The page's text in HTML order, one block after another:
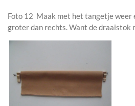
Foto 12 Maak met het tangetje weer
groter dan rechts. Want de draaistok